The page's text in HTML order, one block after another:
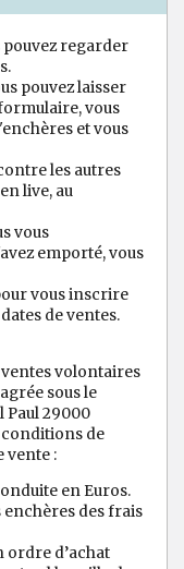
pouvez regarder
pouvez laisser
vous
et vous
les autres
live, au
vous
emporté, vous
vous inscrire
de ventes.
ventes volontaires
sous le
Paul 29000
conditions de
vente :
en Euros.
enchères des frais
ordre d’achat